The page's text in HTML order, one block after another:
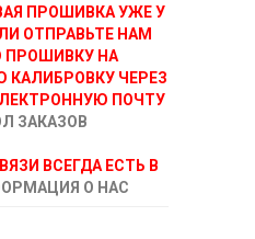
ПРОШИВКА УЖЕ У
ОТПРАВЬТЕ НАМ
ПРОШИВКУ НА
КАЛИБРОВКУ ЧЕРЕЗ
ПОЧТУ
ЗАКАЗОВ
ВСЕГДА ЕСТЬ В
О НАС